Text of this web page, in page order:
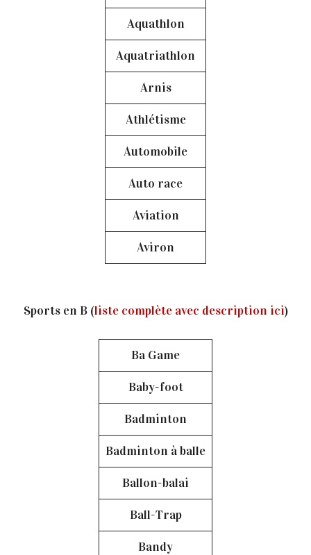
Aquathlon
Aquatriathlon
Arnis
Athlétisme
Automobile
Auto race
Aviation
Aviron
Sports en B (liste complète avec description ici)
Ba Game
Baby-foot
Badminton
Badminton à balle
Ballon-balai
Ball-Trap
Bandy